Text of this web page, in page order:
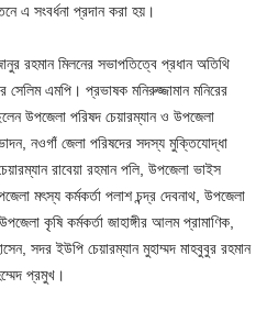
এ সংবর্ধনা প্রদান করা হয়।
রহমান মিলনের সভাপতিত্বে প্রধান অতিথি
সেলিম এমপি। প্রভাষক মনিরুজ্জামান মনিরের
উপজেলা পরিষদ চেয়ারম্যান ও উপজেলা
নওগাঁ জেলা পরিষদের সদস্য মুক্তিযোদ্ধা
রাবেয়া রহমান পলি, উপজেলা ভাইস
মৎস্য কর্মকর্তা পলাশ চন্দ্র দেবনাথ, উপজেলা
কৃষি কর্মকর্তা জাহাঙ্গীর আলম প্রামাণিক,
সদর ইউপি চেয়ারম্যান মুহাম্মদ মাহবুবুর রহমান
প্রমুখ।